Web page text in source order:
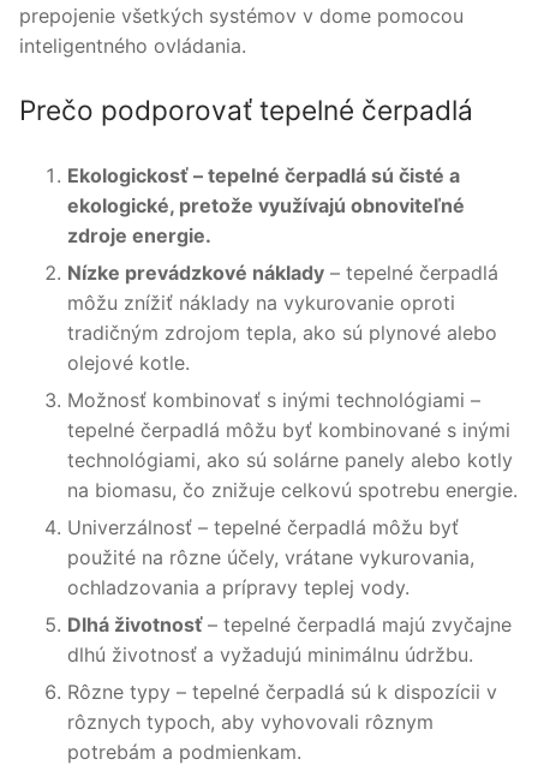
prepojenie všetkých systémov v dome pomocou
inteligentného ovládania.
Prečo podporovať tepelné čerpadlá
Ekologickosť – tepelné čerpadlá sú čisté a
ekologické, pretože využívajú obnoviteľné
zdroje energie.
Nízke prevádzkové náklady – tepelné čerpadlá
môžu znížiť náklady na vykurovanie oproti
tradičným zdrojom tepla, ako sú plynové alebo
olejové kotle.
Možnosť kombinovať s inými technológiami –
tepelné čerpadlá môžu byť kombinované s inými
technológiami, ako sú solárne panely alebo kotly
na biomasu, čo znižuje celkovú spotrebu energie.
Univerzálnosť – tepelné čerpadlá môžu byť
použité na rôzne účely, vrátane vykurovania,
ochladzovania a prípravy teplej vody.
Dlhá životnosť – tepelné čerpadlá majú zvyčajne
dlhú životnosť a vyžadujú minimálnu údržbu.
Rôzne typy – tepelné čerpadlá sú k dispozícii v
rôznych typoch, aby vyhovovali rôznym
potrebám a podmienkam.